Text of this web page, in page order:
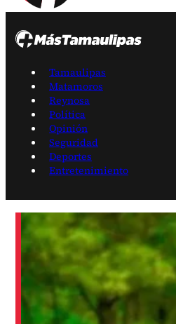
Tamaulipas
Matamoros
Reynosa
Política
Opinión
Seguridad
Deportes
Entretenimiento